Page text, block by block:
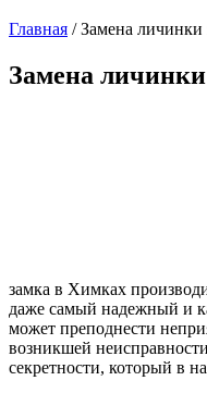
Главная /Замена личинки
Замена
замка в Химках
даже самый надежный и
может преподнести
возникшей
секретности, который в